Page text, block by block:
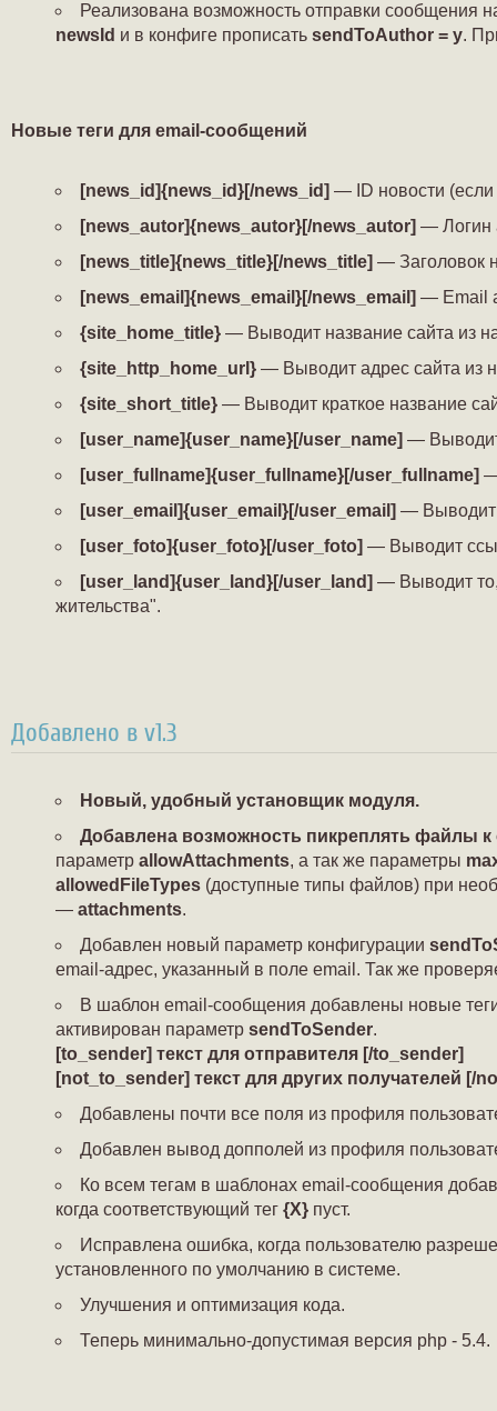
Реализована возможность отправки сообщения
newsId и в конфиге прописать sendToAuthor = y.
Новые теги для email-сообщений
[news_id]{news_id}[/news_id] — ID новости (если
[news_autor]{news_autor}[/news_autor] — Логин
[news_title]{news_title}[/news_title] — Заголовок
[news_email]{news_email}[/news_email] — Email
{site_home_title} — Выводит название сайта из
{site_http_home_url} — Выводит адрес сайта из
{site_short_title} — Выводит краткое название
[user_name]{user_name}[/user_name] — Выводит
[user_fullname]{user_fullname}[/user_fullname] —
[user_email]{user_email}[/user_email] — Выводит
[user_foto]{user_foto}[/user_foto] — Выводит
[user_land]{user_land}[/user_land] — Выводит то,
жительства".
Добавлено в v1.3
Новый, удобный установщик модуля.
Добавлена возможность пикреплять файлы
параметр allowAttachments, а так же параметры
allowedFileTypes (доступные типы файлов) при
— attachments.
Добавлен новый параметр конфигурации
email-адрес, указанный в поле email. Так же
В шаблон email-сообщения добавлены новые
активирован параметр sendToSender.
[to_sender] текст для отправителя [/to_sender]
[not_to_sender] текст для других получателей [/
Добавлены почти все поля из профиля
Добавлен вывод допполей из профиля
Ко всем тегам в шаблонах email-сообщения
когда соответствующий тег {X} пуст.
Исправлена ошибка, когда пользователю
установленного по умолчанию в системе.
Улучшения и оптимизация кода.
Теперь минимально-допустимая версия php - 5.4.